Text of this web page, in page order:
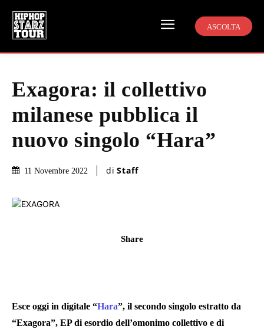
ASCOLTA
Exagora: il collettivo
milanese pubblica il
nuovo singolo “Hara”
11 Novembre 2022 di Staff
Share
Esce oggi in digitale “Hara”, il secondo singolo estratto da
“Exagora”, EP di esordio dell’omonimo collettivo e di